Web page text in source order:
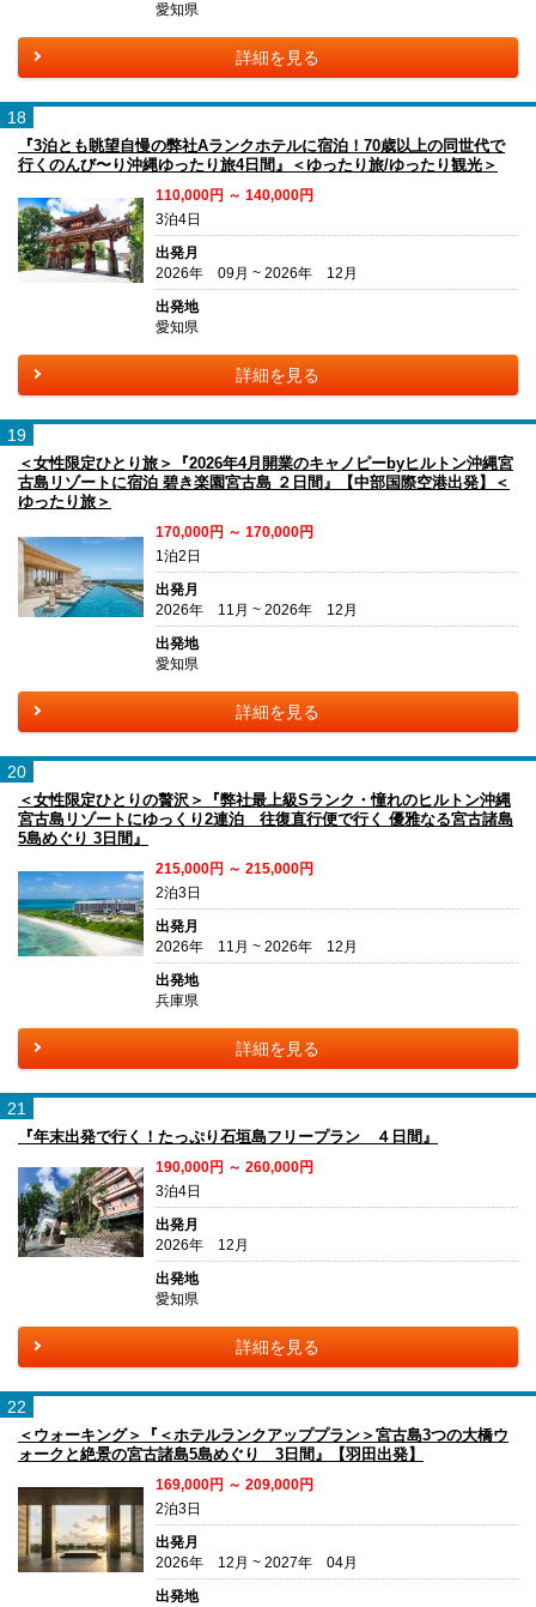
愛知県
詳細を見る
18
『3泊とも眺望自慢の弊社Aランクホテルに宿泊！70歳以上の同世代で
行くのんび〜り沖縄ゆったり旅4日間』＜ゆったり旅/ゆったり観光＞
110,000円 ～ 140,000円
3泊4日
出発月
2026年 09月 ~ 2026年 12月
出発地
愛知県
詳細を見る
19
＜女性限定ひとり旅＞『2026年4月開業のキャノピーbyヒルトン沖縄宮
古島リゾートに宿泊 碧き楽園宮古島 ２日間』【中部国際空港出発】＜
ゆったり旅＞
170,000円 ～ 170,000円
1泊2日
出発月
2026年 11月 ~ 2026年 12月
出発地
愛知県
詳細を見る
20
＜女性限定ひとりの贅沢＞『弊社最上級Sランク・憧れのヒルトン沖縄
宮古島リゾートにゆっくり2連泊 往復直行便で行く 優雅なる宮古諸島
5島めぐり 3日間』
215,000円 ～ 215,000円
2泊3日
出発月
2026年 11月 ~ 2026年 12月
出発地
兵庫県
詳細を見る
21
『年末出発で行く！たっぷり石垣島フリープラン ４日間』
190,000円 ～ 260,000円
3泊4日
出発月
2026年 12月
出発地
愛知県
詳細を見る
22
＜ウォーキング＞『＜ホテルランクアッププラン＞宮古島3つの大橋ウ
ォークと絶景の宮古諸島5島めぐり 3日間』【羽田出発】
169,000円 ～ 209,000円
2泊3日
出発月
2026年 12月 ~ 2027年 04月
出発地